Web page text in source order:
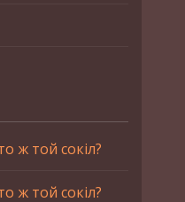
ж той сокіл?
ж той сокіл?